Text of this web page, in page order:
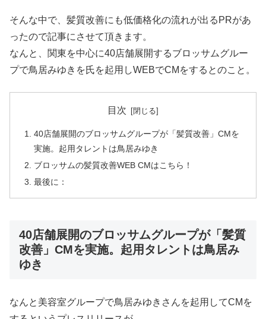
そんな中で、髪質改善にも低価格化の流れが出るPRがあ
ったので記事にさせて頂きます。
なんと、関東を中心に40店舗展開するブロッサムグルー
プで鳥居みゆきを氏を起用しWEBでCMをするとのこと。
目次
40店舗展開のブロッサムグループが「髪質改善」CMを
実施。起用タレントは鳥居みゆき
ブロッサムの髪質改善WEB CMはこちら！
最後に：
40店舗展開のブロッサムグループが「髪質
改善」CMを実施。起用タレントは鳥居み
ゆき
なんと美容室グループで鳥居みゆきさんを起用してCMを